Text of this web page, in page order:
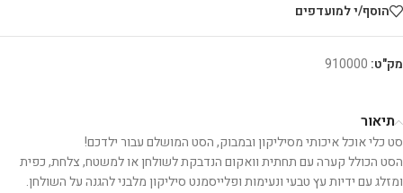
הוסף/י למועדפים
מק"ט: 910000
תיאור
סט כלי אוכל איכותי מסיליקון ובמבוק, הסט המושלם עבור ילדכם!
הסט הכולל קערה עם תחתית וואקום הנדבקת לשולחן או למשטח, צלחת, כפית
ומזלג עם ידיות עץ טבעי ונעימות ופלייסמנט סיליקון מלבני להגנה על השולחן.